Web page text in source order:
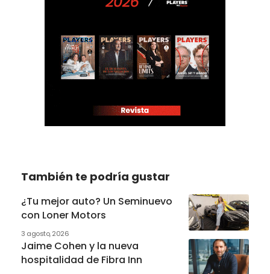
También te podría gustar
¿Tu mejor auto? Un Seminuevo
con Loner Motors
3 agosto, 2026
Jaime Cohen y la nueva
hospitalidad de Fibra Inn